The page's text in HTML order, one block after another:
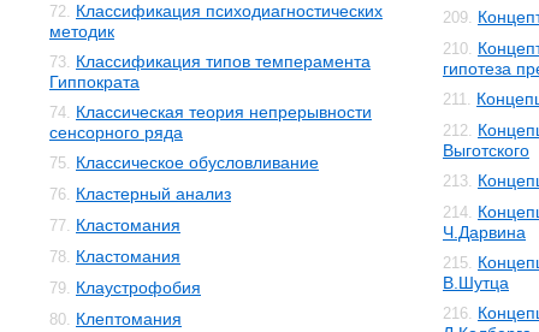
72. Классификация психодиагностических
методик
73. Классификация типов темперамента
Гиппократа
74. Классическая теория непрерывности
сенсорного ряда
75. Классическое обусловливание
76. Кластерный анализ
77. Кластомания
78. Кластомания
79. Клаустрофобия
80. Клептомания
209.
210.
гипотеза
211.
212.
Выготского
213.
214.
Ч.Дарвина
215.
В.Шутца
216.